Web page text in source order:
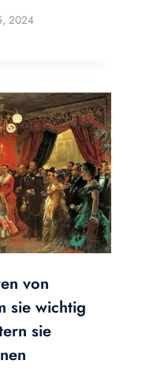
2024
von
sie wichtig
sie